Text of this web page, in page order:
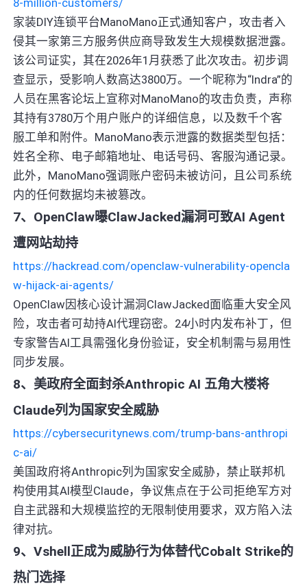
家装DIY连锁平台ManoMano正式通知客户，攻击者入
侵其一家第三方服务供应商导致发生大规模数据泄露。
该公司证实，其在2026年1月获悉了此次攻击。初步调
查显示，受影响人数高达3800万。一个昵称为“Indra”的
人员在黑客论坛上宣称对ManoMano的攻击负责，声称
其持有3780万个用户账户的详细信息，以及数千个客
服工单和附件。ManoMano表示泄露的数据类型包括：
姓名全称、电子邮箱地址、电话号码、客服沟通记录。
此外，ManoMano强调账户密码未被访问，且公司系统
内的任何数据均未被篡改。
7、OpenClaw曝ClawJacked漏洞可致AI Agent
遭网站劫持
https://hackread.com/openclaw-vulnerability-opencla
w-hijack-ai-agents/
OpenClaw因核心设计漏洞ClawJacked面临重大安全风
险，攻击者可劫持AI代理窃密。24小时内发布补丁，但
专家警告AI工具需强化身份验证，安全机制需与易用性
同步发展。
8、美政府全面封杀Anthropic AI 五角大楼将
Claude列为国家安全威胁
https://cybersecuritynews.com/trump-bans-anthropi
c-ai/
美国政府将Anthropic列为国家安全威胁，禁止联邦机
构使用其AI模型Claude，争议焦点在于公司拒绝军方对
自主武器和大规模监控的无限制使用要求，双方陷入法
律对抗。
9、Vshell正成为威胁行为体替代Cobalt Strike的
热门选择